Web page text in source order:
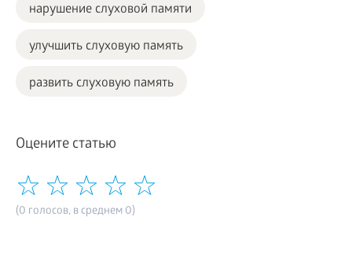
нарушение слуховой памяти
улучшить слуховую память
развить слуховую память
Оцените статью
(0 голосов, в среднем 0)